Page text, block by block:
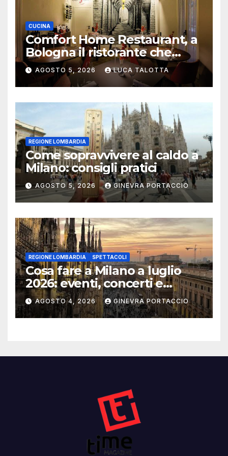
CUCINA
Comfort Home Restaurant, a
Bologna il ristorante che
trasforma l’ospitalità in
un’esperienza di casa
AGOSTO 5, 2026 LUCA TALOTTA
REGIONE LOMBARDIA
Come sopravvivere al caldo a
Milano: consigli pratici
AGOSTO 5, 2026 GINEVRA PORTACCIO
REGIONE LOMBARDIA SPETTACOLI
Cosa fare a Milano a luglio
2026: eventi, concerti e
mostre
AGOSTO 4, 2026 GINEVRA PORTACCIO